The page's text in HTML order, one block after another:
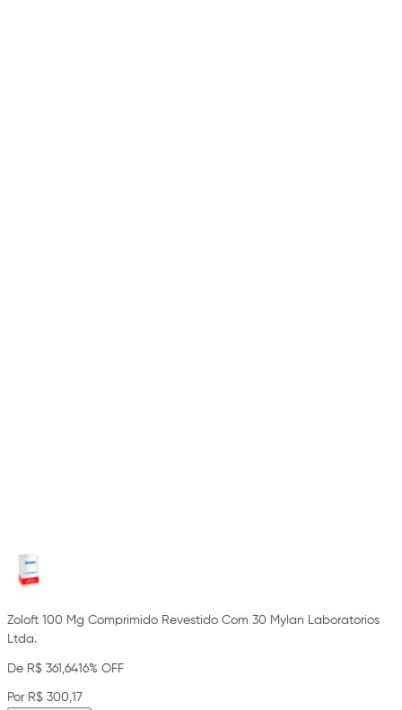
Zoloft 100 Mg Comprimido Revestido Com 30 Mylan Laboratorios
Ltda.
De R$ 361,6416% OFF
Por R$ 300,17